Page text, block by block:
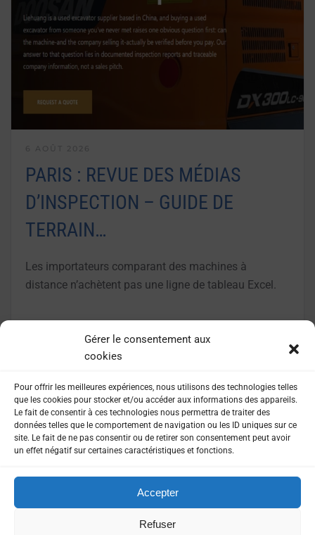
Gérer le consentement aux
cookies
Pour offrir les meilleures expériences, nous utilisons des technologies telles
que les cookies pour stocker et/ou accéder aux informations des appareils.
Le fait de consentir à ces technologies nous permettra de traiter des
données telles que le comportement de navigation ou les ID uniques sur ce
site. Le fait de ne pas consentir ou de retirer son consentement peut avoir
un effet négatif sur certaines caractéristiques et fonctions.
Accepter
Refuser
PARIS : REVUE DES MÉDIAS
D’INSPECTION – GUIDE DE
TERRAIN…
Les importateurs comparant des machines à
distance n’achètent pas une ligne de tableau Excel.
LIRE LA SUITE
MENTIONS LÉGALES
POLITIQUE DE CONFIDENTIALITÉ